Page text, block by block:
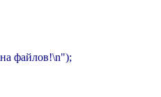
файлов!\n");